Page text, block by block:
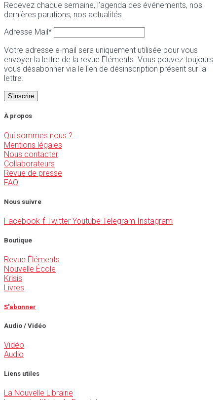
Recevez chaque semaine, l’agenda des événements, nos
dernières parutions, nos actualités.
Adresse Mail*
Votre adresse e-mail sera uniquement utilisée pour vous
envoyer la lettre de la revue Éléments. Vous pouvez toujours
vous désabonner via le lien de désinscription présent sur la
lettre.
À propos
Qui sommes nous ?
Mentions légales
Nous contacter
Collaborateurs
Revue de presse
FAQ
Nous suivre
Facebook-f Twitter Youtube Telegram Instagram
Boutique
Revue Éléments
Nouvelle École
Krisis
Livres
S'abonner
Audio / Vidéo
Vidéo
Audio
Liens utiles
La Nouvelle Librairie